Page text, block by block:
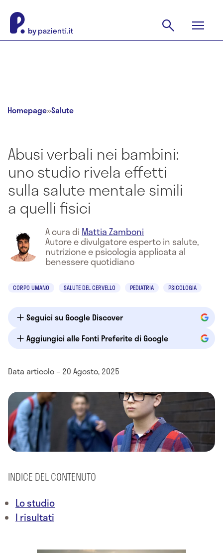
Homepage»Salute
Abusi verbali nei bambini:
uno studio rivela effetti
sulla salute mentale simili
a quelli fisici
A cura di Mattia Zamboni
Autore e divulgatore esperto in salute,
nutrizione e psicologia applicata al
benessere quotidiano
CORPO UMANO SALUTE DEL CERVELLO PEDIATRIA PSICOLOGIA
Seguici su Google Discover
Aggiungici alle Fonti Preferite di Google
Data articolo – 20 Agosto, 2025
INDICE DEL CONTENUTO
Lo studio
I risultati